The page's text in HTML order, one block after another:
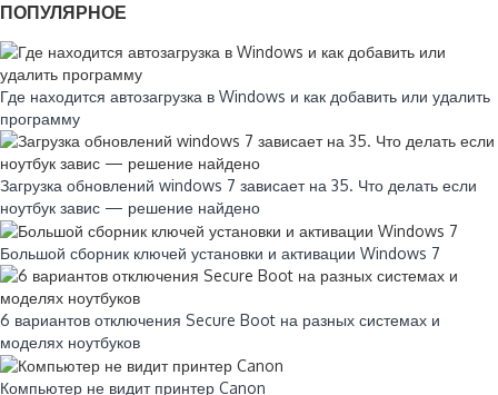
ПОПУЛЯРНОЕ
Где находится автозагрузка в Windows и как добавить или удалить
программу
Загрузка обновлений windows 7 зависает на 35. Что делать если
ноутбук завис — решение найдено
Большой сборник ключей установки и активации Windows 7
6 вариантов отключения Secure Boot на разных системах и
моделях ноутбуков
Компьютер не видит принтер Canon